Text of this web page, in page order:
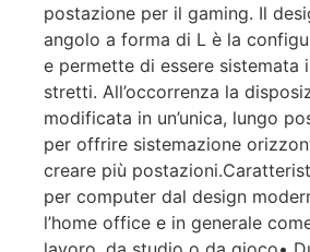
postazione per il gaming. Il
angolo a forma di L è la
e permette di essere sistemata
stretti. All’occorrenza la
modificata in un’unica, lungo
per offrire sistemazione
creare più
per computer dal design
l’home office e in generale